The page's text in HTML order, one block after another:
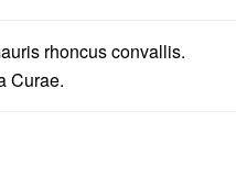
rhoncus convallis.
Curae.